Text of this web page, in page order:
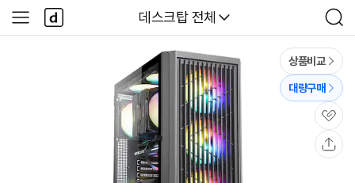
다나와
데스크탑 전체
검
색
사
이
다
나
와
상품비교
대량구매
관
심